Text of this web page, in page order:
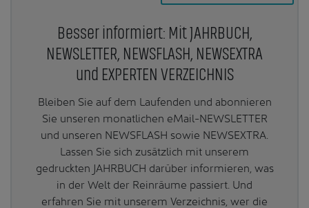
Besser informiert: Mit JAHRBUCH,
NEWSLETTER, NEWSFLASH, NEWSEXTRA
und EXPERTEN VERZEICHNIS
Bleiben Sie auf dem Laufenden und abonnieren
Sie unseren monatlichen eMail-NEWSLETTER
und unseren NEWSFLASH sowie NEWSEXTRA.
Lassen Sie sich zusätzlich mit unserem
gedruckten JAHRBUCH darüber informieren, was
in der Welt der Reinräume passiert. Und
erfahren Sie mit unserem Verzeichnis, wer die